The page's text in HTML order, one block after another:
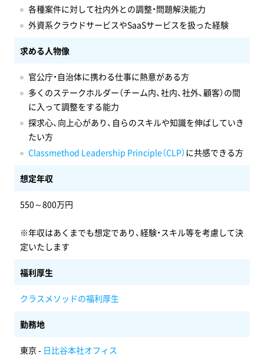
各種案件に対して社内外との調整・問題解決能力
外資系クラウドサービスやSaaSサービスを扱った経験
求める人物像
官公庁・自治体に携わる仕事に熱意がある方
多くのステークホルダー（チーム内、社内、社外、顧客）の間
に入って調整をする能力
探求心、向上心があり、自らのスキルや知識を伸ばしていき
たい方
Classmethod Leadership Principle（CLP） に共感できる方
想定年収
550～800万円
※年収はあくまでも想定であり、経験・スキル等を考慮して決
定いたします
福利厚生
クラスメソッドの福利厚生
勤務地
東京 - 日比谷本社オフィス